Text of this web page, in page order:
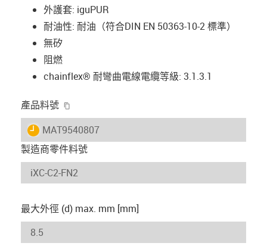
外護套: iguPUR
耐油性: 耐油（符合DIN EN 50363-10-2 標準）
無矽
阻燃
chainflex® 耐彎曲電線電纜等級: 3.1.3.1
產品料號
igus-icon-lieferzeit
MAT9540807
製造商零件料號
最大外徑 (d) max. mm [mm]